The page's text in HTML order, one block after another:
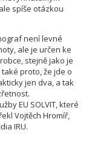
spíše otázkou
není levné
ale je určen ke
stejně jako je
proto, že jde o
jen dva, a tak
EU SOLVIT, které
Vojtěch Hromíř,
IRU.